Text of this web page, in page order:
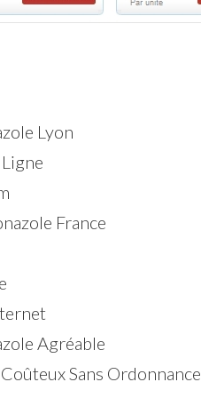
Lyon
France
Agréable
Sans Ordonnance